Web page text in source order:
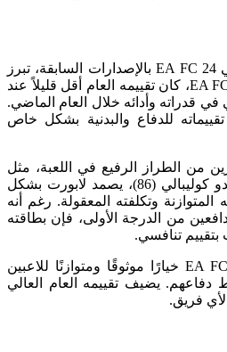
عند مقارنة بطاقة لابورت في EA FC 24 بالإصدارات السابقة، تبرز
التحسينات الواضحة. في EA FC 23، كان تقييمه العام أقل قليلاً عند
في قدراته وأدائه خلال العام الماضي.
للدفاع والبدنية بشكل خاص
من الطراز الرفيع في اللعبة، مثل
فيرجيل فان دايك (90) وكاليدو كوليبالي (86)، يصمد لابورت بشكل
وتكلفته المعقولة. رغم أنه
من الدرجة الأولى، فإن بطاقته
بتقييم تنافسي.
توفر بطاقة لابورت في EA FC 24 خيارًا موثوقًا ومتوازنًا للاعبين
دفاعهم. يضيف تقييمه العام العالي
لأي فريق.